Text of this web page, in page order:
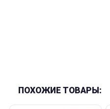
ПОХОЖИЕ ТОВАРЫ: